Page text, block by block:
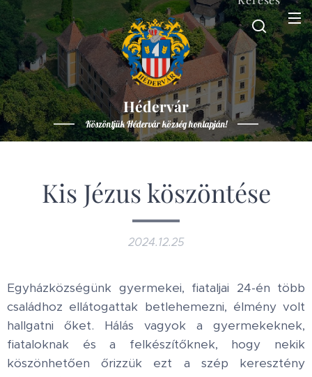
Hédervár
Köszöntjük Hédervár község honlapján!
Kis Jézus köszöntése
2024.12.25
Egyházközségünk gyermekei, fiataljai 24-én több
családhoz ellátogattak betlehemezni, élmény volt
hallgatni őket. Hálás vagyok a gyermekeknek,
fiataloknak és a felkészítőknek, hogy nekik
köszönhetően őrizzük ezt a szép keresztény